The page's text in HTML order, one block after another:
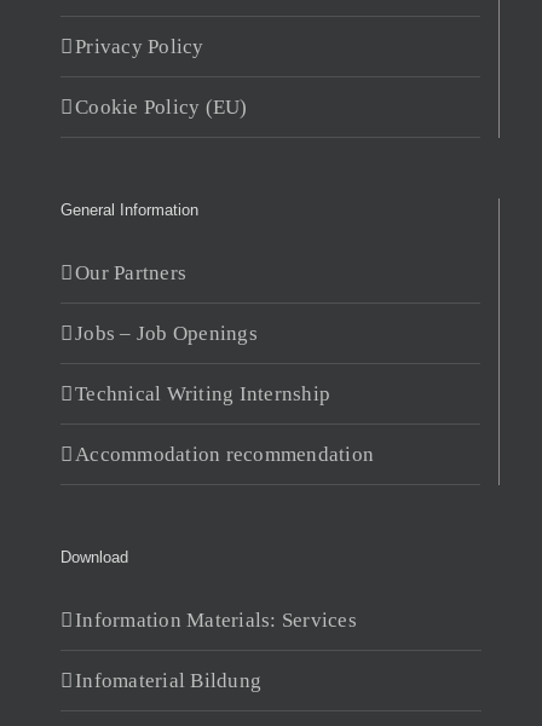
Privacy Policy
Cookie Policy (EU)
General Information
Our Partners
Jobs – Job Openings
Technical Writing Internship
Accommodation recommendation
Download
Information Materials: Services
Infomaterial Bildung